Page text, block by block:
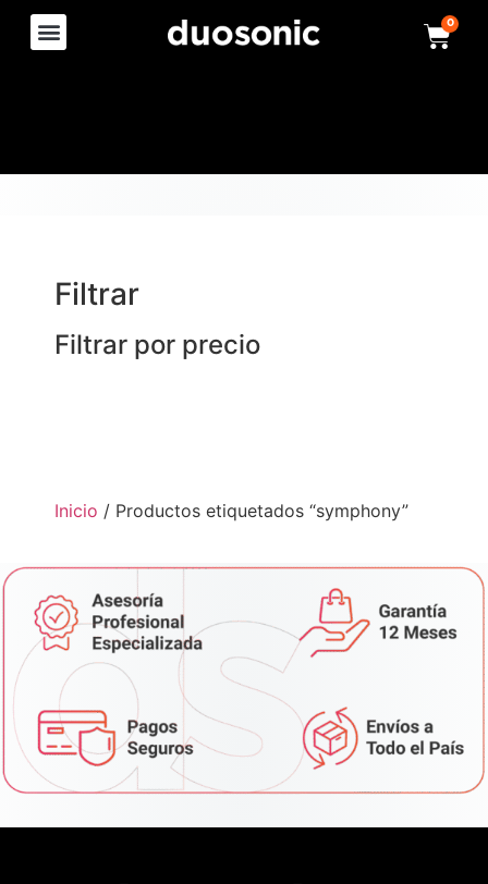
0
Filtrar
Filtrar por precio
Inicio / Productos etiquetados “symphony”